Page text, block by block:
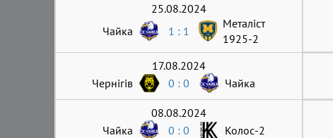
25.08.2024
Чайка
1 : 1
Металіст
1925-2
17.08.2024
Чернігів
0 : 0 Чайка
08.08.2024
Чайка
0 : 0 Колос-2